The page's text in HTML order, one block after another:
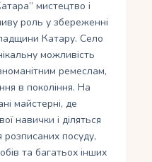
мистецтво і
роль у збереженні
Катару. Село
можливість
ремеслам,
в покоління. На
майстерні, де
навички і діляться
посуду,
та багатьох інших